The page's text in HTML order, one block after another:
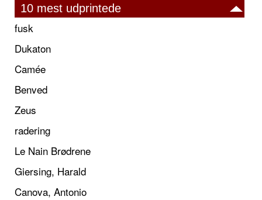
10 mest udprintede
fusk
Dukaton
Camée
Benved
Zeus
radering
Le Nain Brødrene
Giersing, Harald
Canova, Antonio